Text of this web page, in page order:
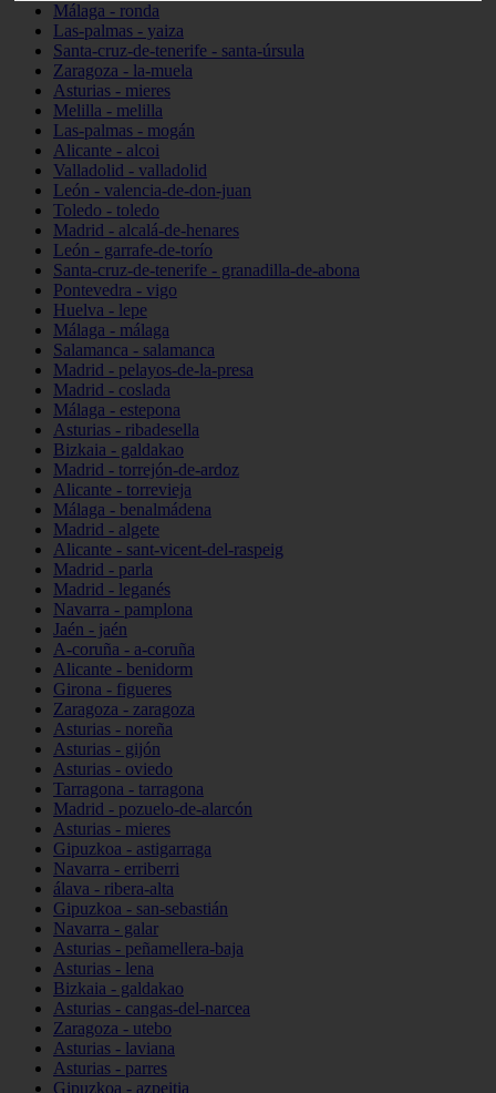
Málaga - ronda
Las-palmas - yaiza
Santa-cruz-de-tenerife - santa-úrsula
Zaragoza - la-muela
Asturias - mieres
Melilla - melilla
Las-palmas - mogán
Alicante - alcoi
Valladolid - valladolid
León - valencia-de-don-juan
Toledo - toledo
Madrid - alcalá-de-henares
León - garrafe-de-torío
Santa-cruz-de-tenerife - granadilla-de-abona
Pontevedra - vigo
Huelva - lepe
Málaga - málaga
Salamanca - salamanca
Madrid - pelayos-de-la-presa
Madrid - coslada
Málaga - estepona
Asturias - ribadesella
Bizkaia - galdakao
Madrid - torrejón-de-ardoz
Alicante - torrevieja
Málaga - benalmádena
Madrid - algete
Alicante - sant-vicent-del-raspeig
Madrid - parla
Madrid - leganés
Navarra - pamplona
Jaén - jaén
A-coruña - a-coruña
Alicante - benidorm
Girona - figueres
Zaragoza - zaragoza
Asturias - noreña
Asturias - gijón
Asturias - oviedo
Tarragona - tarragona
Madrid - pozuelo-de-alarcón
Asturias - mieres
Gipuzkoa - astigarraga
Navarra - erriberri
álava - ribera-alta
Gipuzkoa - san-sebastián
Navarra - galar
Asturias - peñamellera-baja
Asturias - lena
Bizkaia - galdakao
Asturias - cangas-del-narcea
Zaragoza - utebo
Asturias - laviana
Asturias - parres
Gipuzkoa - azpeitia